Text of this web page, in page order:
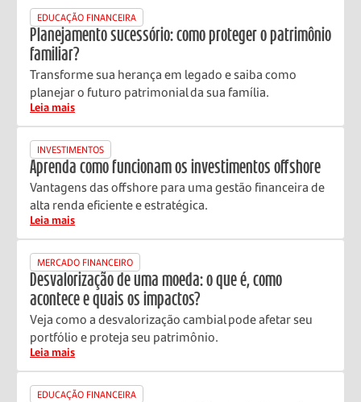
EDUCAÇÃO FINANCEIRA
Planejamento sucessório: como proteger o patrimônio
familiar?
Transforme sua herança em legado e saiba como
planejar o futuro patrimonial da sua família.
Leia mais
INVESTIMENTOS
Aprenda como funcionam os investimentos offshore
Vantagens das offshore para uma gestão financeira de
alta renda eficiente e estratégica.
Leia mais
MERCADO FINANCEIRO
Desvalorização de uma moeda: o que é, como
acontece e quais os impactos?
Veja como a desvalorização cambial pode afetar seu
portfólio e proteja seu patrimônio.
Leia mais
EDUCAÇÃO FINANCEIRA